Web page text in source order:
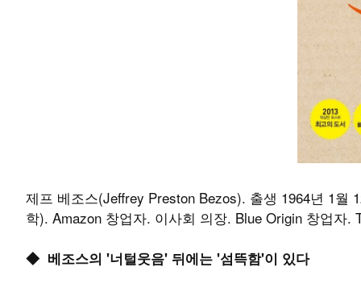
제프 베조스(Jeffrey Preston Bezos). 출생 1964년 1월
학). Amazon 창업자. 이사회 의장. Blue Origin 창업자.
◆ 베조스의 '너털웃음' 뒤에는 '섬뜩함'이 있다